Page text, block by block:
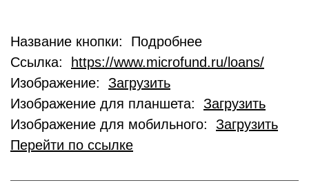
Название кнопки: Подробнее
Ссылка:
https://www.microfund.ru/loans/
Изображение: Загрузить
Изображение для планшета: Загрузить
Изображение для мобильного: Загрузить
Перейти по ссылке